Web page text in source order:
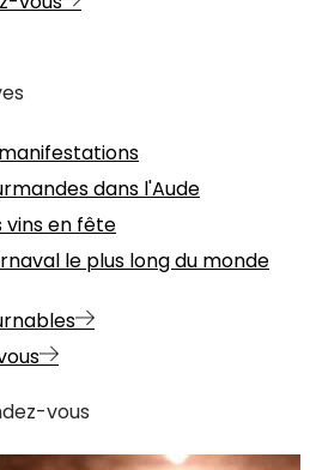
dans l'Aude
vins en fête
le plus long du monde
vous